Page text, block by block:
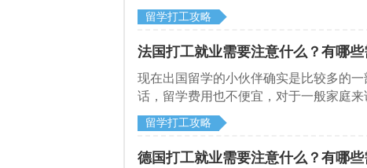
的一些常见的打工岗位。
留学打工攻略
法国打工就业需要注意什么？有哪些
现在出国留学的小伙伴确实是比较多的
话，留学费用也不便宜，对于一般家庭
一边打工，来和启德留学网了解一下法国
留学打工攻略
德国打工就业需要注意什么？有哪些